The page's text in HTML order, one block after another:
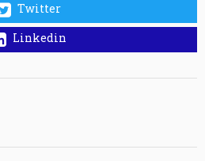
Twitter
Linkedin